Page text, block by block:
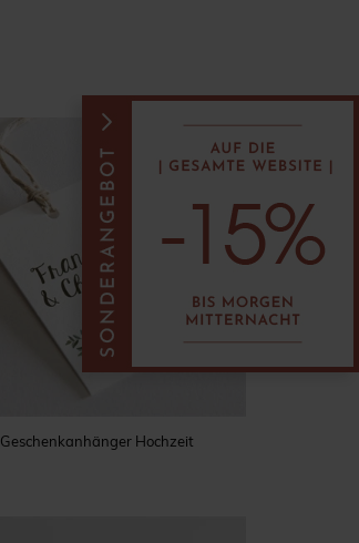
Geschenkanhänger Hochzeit